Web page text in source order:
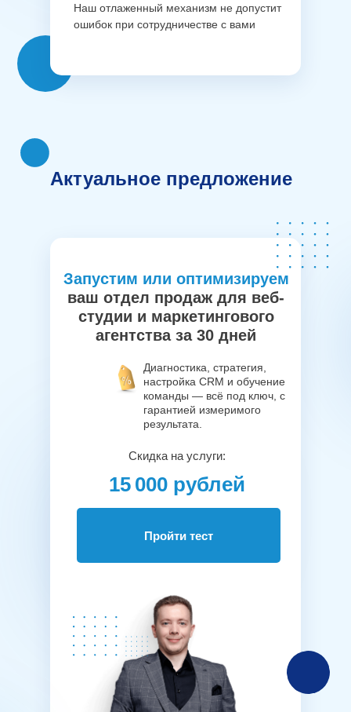
Наш отлаженный механизм не допустит
ошибок при сотрудничестве с вами
Актуальное предложение
Запустим или оптимизируем
ваш отдел продаж для веб-
студии и маркетингового
агентства за 30 дней
Диагностика, стратегия,
настройка CRM и обучение
команды — всё под ключ, с
гарантией измеримого
результата.
Пройти тест
15 000 рублей
Скидка на услуги: